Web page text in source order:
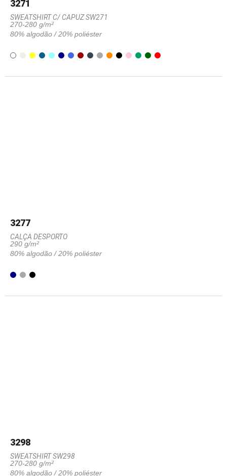
3271
SWEATSHIRT C/ CAPUZ SW271
270-280 g/m²
80% algodão / 20% poliéster
3277
CALÇA DESPORTO
290 g/m²
80% algodão / 20% poliéster
3298
SWEATSHIRT SW298
270-280 g/m²
80% algodão / 20% poliéster